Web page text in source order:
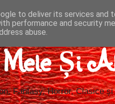
Și
Fantasy, Horror, Clasice și
to deliver its services and
performance and security
abuse.